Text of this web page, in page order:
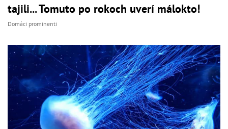
tajili... Tomuto po rokoch uverí málokto!
Domáci prominenti